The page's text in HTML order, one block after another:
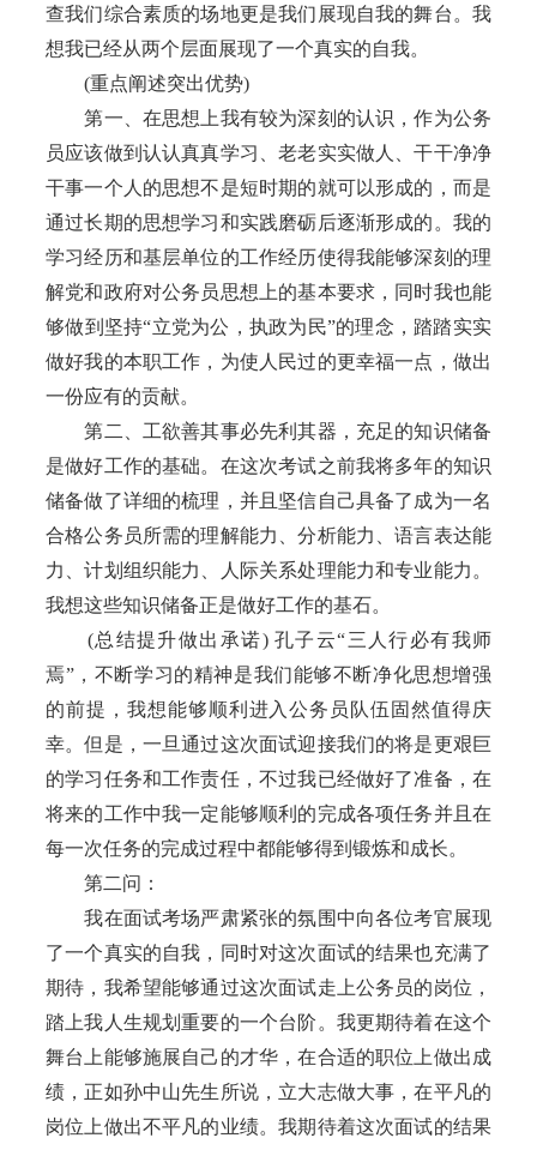
查我们综合素质的场地更是我们展现自我的舞台。我
想我已经从两个层面展现了一个真实的自我。
(重点阐述突出优势)
第一、在思想上我有较为深刻的认识，作为公务
员应该做到认认真真学习、老老实实做人、干干净净
干事一个人的思想不是短时期的就可以形成的，而是
通过长期的思想学习和实践磨砺后逐渐形成的。我的
学习经历和基层单位的工作经历使得我能够深刻的理
解党和政府对公务员思想上的基本要求，同时我也能
够做到坚持“立党为公，执政为民”的理念，踏踏实实
做好我的本职工作，为使人民过的更幸福一点，做出
一份应有的贡献。
第二、工欲善其事必先利其器，充足的知识储备
是做好工作的基础。在这次考试之前我将多年的知识
储备做了详细的梳理，并且坚信自己具备了成为一名
合格公务员所需的理解能力、分析能力、语言表达能
力、计划组织能力、人际关系处理能力和专业能力。
我想这些知识储备正是做好工作的基石。
(总结提升做出承诺) 孔子云“三人行必有我师
焉”，不断学习的精神是我们能够不断净化思想增强
的前提，我想能够顺利进入公务员队伍固然值得庆
幸。但是，一旦通过这次面试迎接我们的将是更艰巨
的学习任务和工作责任，不过我已经做好了准备，在
将来的工作中我一定能够顺利的完成各项任务并且在
每一次任务的完成过程中都能够得到锻炼和成长。
第二问：
我在面试考场严肃紧张的氛围中向各位考官展现
了一个真实的自我，同时对这次面试的结果也充满了
期待，我希望能够通过这次面试走上公务员的岗位，
踏上我人生规划重要的一个台阶。我更期待着在这个
舞台上能够施展自己的才华，在合适的职位上做出成
绩，正如孙中山先生所说，立大志做大事，在平凡的
岗位上做出不平凡的业绩。我期待着这次面试的结果